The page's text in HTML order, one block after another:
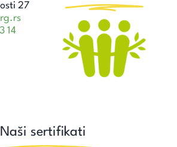
27
14
Naši sertifikati